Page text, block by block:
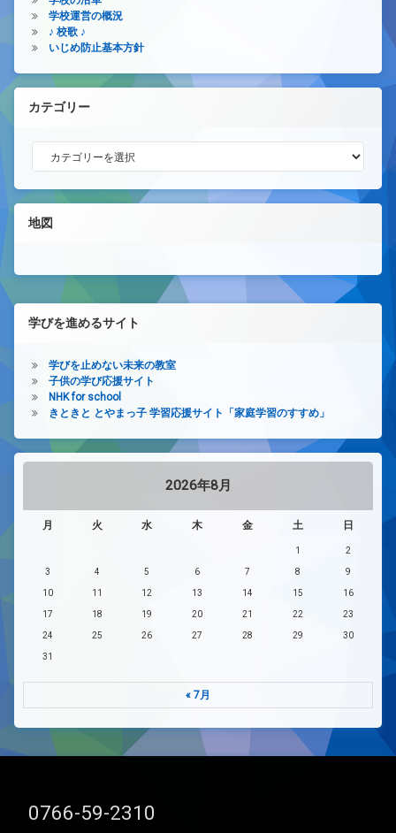
学校運営の概況
♪ 校歌 ♪
いじめ防止基本方針
カテゴリー
カテゴリー
地図
学びを進めるサイト
学びを止めない未来の教室
子供の学び応援サイト
NHK for school
きときと とやまっ子 学習応援サイト「家庭学習のすすめ」
2026年8月
月 火 水 木 金 土 日
1 2
3 4 5 6 7 8 9
10 11 12 13 14 15 16
17 18 19 20 21 22 23
24 25 26 27 28 29 30
31
« 7月
電話番号:
0766-59-2310